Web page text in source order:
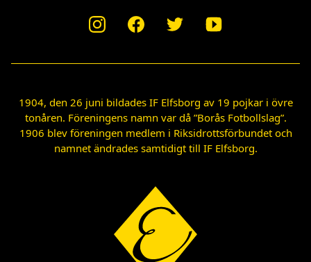
1904, den 26 juni bildades IF Elfsborg av 19 pojkar i övre
tonåren. Föreningens namn var då ”Borås Fotbollslag”.
1906 blev föreningen medlem i Riksidrottsförbundet och
namnet ändrades samtidigt till IF Elfsborg.